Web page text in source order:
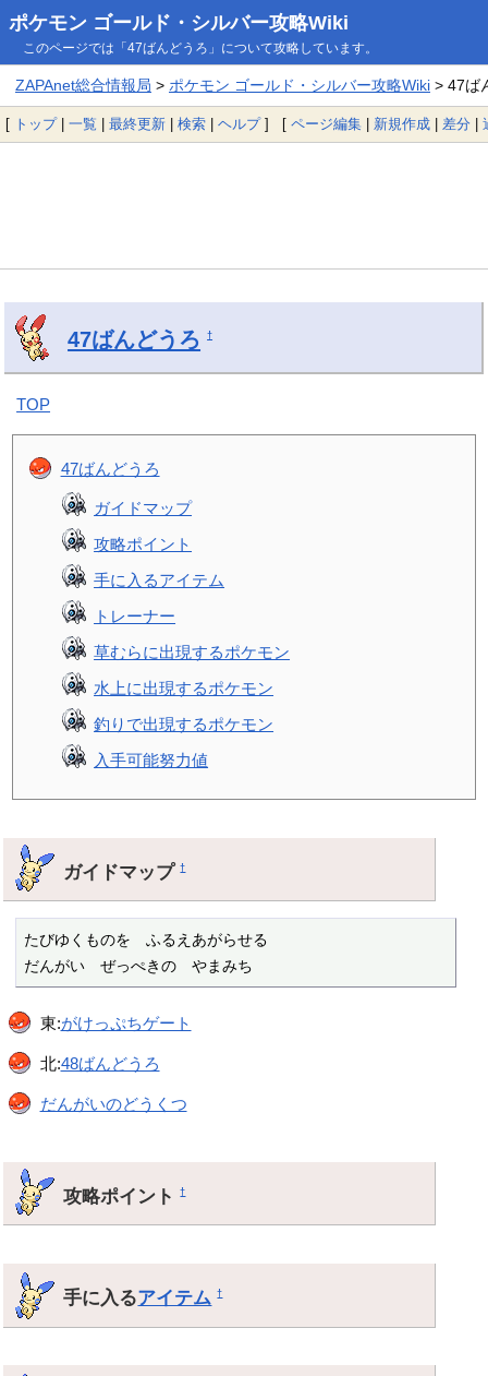
ポケモン ゴールド・シルバー攻略Wiki
このページでは「47ばんどうろ」について攻略しています。
ZAPAnet総合情報局 > ポケモン ゴールド・シルバー攻略Wiki> 47ば
[ トップ| 一覧 | 最終更新 | 検索 | ヘルプ] [ ページ編集 | 新規作成 | 差分 |
47ばんどうろ †
TOP
47ばんどうろ
ガイドマップ
攻略ポイント
手に入るアイテム
トレーナー
草むらに出現するポケモン
水上に出現するポケモン
釣りで出現するポケモン
入手可能努力値
ガイドマップ†
たびゆくものを　ふるえあがらせる
だんがい　ぜっぺきの　やまみち
東:がけっぷちゲート
北:48ばんどうろ
だんがいのどうくつ
攻略ポイント†
手に入るアイテム †